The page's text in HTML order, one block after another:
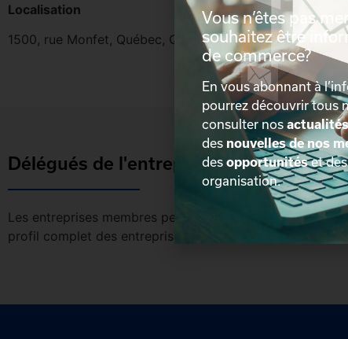
Localisation
1500, rue Monfet, Québec, Québec, G2K 1Y1
Délégués de l'entreprise
Les entreprises membres peuvent bénéficier d’une
profil complet des entreprises incluant les
Vous n’êtes pas
souhaitez être
de commerce?
En vous abonnant à
pourrez découvrir tous
consulter nosactualités
des nouvelles de nos
des opportunitéset
organisation.